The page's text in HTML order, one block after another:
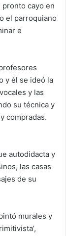
cayo en
el parroquiano
e
y él se ideó la
y las
su técnica y
compradas.
autodidacta y
las casas
de su
murales y